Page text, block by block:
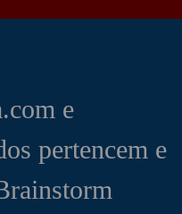
e
pertencem e